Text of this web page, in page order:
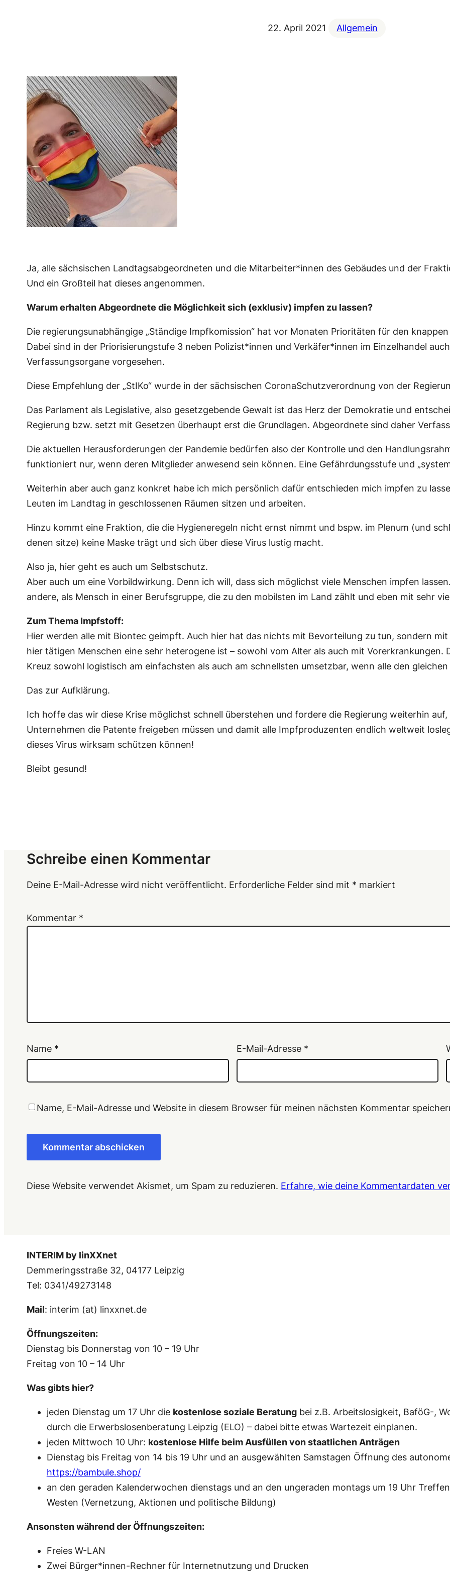
22. April 2021 Allgemein
Ja, alle sächsischen Landtagsabgeordneten und die Mitarbeiter*innen des Gebäudes und der
Und ein Großteil hat dieses angenommen.
Warum erhalten Abgeordnete die Möglichkeit sich (exklusiv) impfen zu lassen?
Die regierungsunabhängige „Ständige Impfkomission“ hat vor Monaten Prioritäten für den
Dabei sind in der Priorisierungstufe 3 neben Polizist*innen und Verkäfer*innen im Einzelhandel
Verfassungsorgane vorgesehen.
Diese Empfehlung der „StIKo“ wurde in der sächsischen CoronaSchutzverordnung von der
Das Parlament als Legislative, also gesetzgebende Gewalt ist das Herz der Demokratie und
Regierung bzw. setzt mit Gesetzen überhaupt erst die Grundlagen. Abgeordnete sind daher
Die aktuellen Herausforderungen der Pandemie bedürfen also der Kontrolle und den
funktioniert nur, wenn deren Mitglieder anwesend sein können. Eine Gefährdungsstufe und
Weiterhin aber auch ganz konkret habe ich mich persönlich dafür entschieden mich impfen zu
Leuten im Landtag in geschlossenen Räumen sitzen und arbeiten.
Hinzu kommt eine Fraktion, die die Hygieneregeln nicht ernst nimmt und bspw. im Plenum (und
denen sitze) keine Maske trägt und sich über diese Virus lustig macht.
Also ja, hier geht es auch um Selbstschutz.
Aber auch um eine Vorbildwirkung. Denn ich will, dass sich möglichst viele Menschen impfen
andere, als Mensch in einer Berufsgruppe, die zu den mobilsten im Land zählt und eben mit sehr
Zum Thema Impfstoff:
Hier werden alle mit Biontec geimpft. Auch hier hat das nichts mit Bevorteilung zu tun, sondern
hier tätigen Menschen eine sehr heterogene ist – sowohl vom Alter als auch mit Vorerkrankungen.
Kreuz sowohl logistisch am einfachsten als auch am schnellsten umsetzbar, wenn alle den
Das zur Aufklärung.
Ich hoffe das wir diese Krise möglichst schnell überstehen und fordere die Regierung weiterhin
Unternehmen die Patente freigeben müssen und damit alle Impfproduzenten endlich weltweit
dieses Virus wirksam schützen können!
Bleibt gesund!
Schreibe einen Kommentar
Deine E-Mail-Adresse wird nicht veröffentlicht. Erforderliche Felder sind mit * markiert
Kommentar *
Name * E-Mail-Adresse *
Name, E-Mail-Adresse und Website in diesem Browser für meinen nächsten Kommentar
Diese Website verwendet Akismet, um Spam zu reduzieren. Erfahre, wie deine Kommentardaten
INTERIM by linXXnet
Demmeringsstraße 32, 04177 Leipzig
Tel: 0341/49273148
Mail: interim (at) linxxnet.de
Öffnungszeiten:
Dienstag bis Donnerstag von 10 – 19 Uhr
Freitag von 10 – 14 Uhr
Was gibts hier?
jeden Dienstag um 17 Uhr die kostenlose soziale Beratungbei z.B. Arbeitslosigkeit, BaföG-,
durch die Erwerbslosenberatung Leipzig (ELO) – dabei bitte etwas Wartezeit einplanen.
jeden Mittwoch 10 Uhr: kostenlose Hilfe beim Ausfüllen von staatlichen Anträgen
Dienstag bis Freitag von 14 bis 19 Uhr und an ausgewählten Samstagen Öffnung des
https://bambule.shop/
an den geraden Kalenderwochen dienstags und an den ungeraden montags um 19 Uhr
Westen (Vernetzung, Aktionen und politische Bildung)
Ansonsten während der Öffnungszeiten:
Freies W-LAN
Zwei Bürger*innen-Rechner für Internetnutzung und Drucken